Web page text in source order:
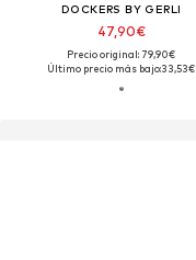
DOCKERS BY GERLI
47,90€
Precio original: 79,90€
Último precio más bajo:33,53€